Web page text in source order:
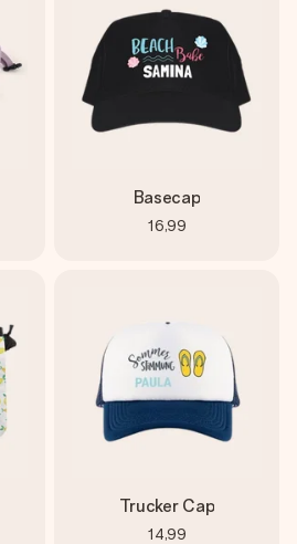
Basecap
16,99
Trucker Cap
14,99